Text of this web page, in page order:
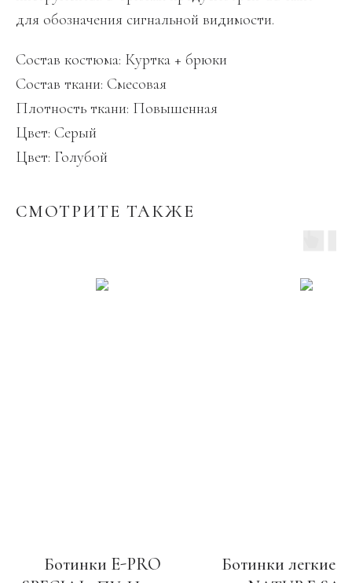
для обозначения сигнальной видимости.
Состав костюма: Куртка + брюки
Состав ткани: Смесовая
Плотность ткани: Повышенная
Цвет: Серый
Цвет: Голубой
СМОТРИТЕ ТАКЖЕ
Ботинки E-PRO
Ботинки легкие